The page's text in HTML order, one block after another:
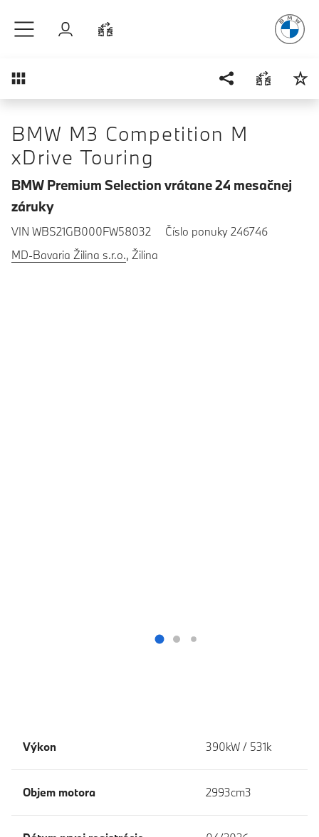
Prihlásenie
Prehľad
BMW M3 Competition M
xDrive Touring
BMW Premium Selection vrátane 24 mesačnej
záruky
VIN WBS21GB000FW58032
Číslo ponuky 246746
MD-Bavaria Žilina s.r.o., Žilina
Výkon 390kW / 531k
Objem motora 2993cm3